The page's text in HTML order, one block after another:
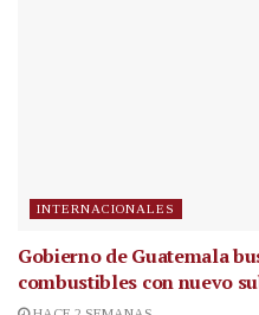
INTERNACIONALES
Gobierno de Guatemala
combustibles con nuevo